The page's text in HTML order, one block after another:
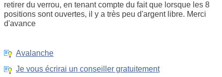
retirer du verrou, en tenant compte du fait que lorsque les 8
positions sont ouvertes, il y a très peu d'argent libre. Merci
d'avance
Avalanche
Je vous écrirai un conseiller gratuitement